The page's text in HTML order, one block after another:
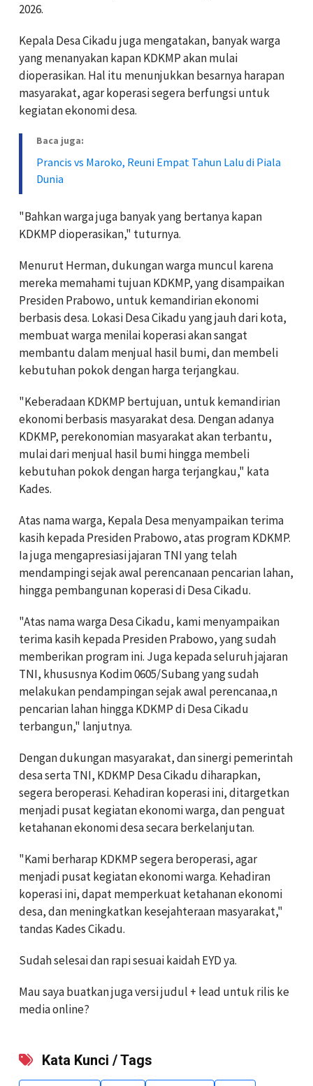
2026.
Kepala Desa Cikadu juga mengatakan, banyak warga
yang menanyakan kapan KDKMP akan mulai
dioperasikan. Hal itu menunjukkan besarnya harapan
masyarakat, agar koperasi segera berfungsi untuk
kegiatan ekonomi desa.
Baca juga:
Prancis vs Maroko, Reuni Empat Tahun Lalu di Piala
Dunia
"Bahkan warga juga banyak yang bertanya kapan
KDKMP dioperasikan," tuturnya.
Menurut Herman, dukungan warga muncul karena
mereka memahami tujuan KDKMP, yang disampaikan
Presiden Prabowo, untuk kemandirian ekonomi
berbasis desa. Lokasi Desa Cikadu yang jauh dari kota,
membuat warga menilai koperasi akan sangat
membantu dalam menjual hasil bumi, dan membeli
kebutuhan pokok dengan harga terjangkau.
"Keberadaan KDKMP bertujuan, untuk kemandirian
ekonomi berbasis masyarakat desa. Dengan adanya
KDKMP, perekonomian masyarakat akan terbantu,
mulai dari menjual hasil bumi hingga membeli
kebutuhan pokok dengan harga terjangkau," kata
Kades.
Atas nama warga, Kepala Desa menyampaikan terima
kasih kepada Presiden Prabowo, atas program KDKMP.
Ia juga mengapresiasi jajaran TNI yang telah
mendampingi sejak awal perencanaan pencarian lahan,
hingga pembangunan koperasi di Desa Cikadu.
"Atas nama warga Desa Cikadu, kami menyampaikan
terima kasih kepada Presiden Prabowo, yang sudah
memberikan program ini. Juga kepada seluruh jajaran
TNI, khususnya Kodim 0605/Subang yang sudah
melakukan pendampingan sejak awal perencanaa,n
pencarian lahan hingga KDKMP di Desa Cikadu
terbangun," lanjutnya.
Dengan dukungan masyarakat, dan sinergi pemerintah
desa serta TNI, KDKMP Desa Cikadu diharapkan,
segera beroperasi. Kehadiran koperasi ini, ditargetkan
menjadi pusat kegiatan ekonomi warga, dan penguat
ketahanan ekonomi desa secara berkelanjutan.
"Kami berharap KDKMP segera beroperasi, agar
menjadi pusat kegiatan ekonomi warga. Kehadiran
koperasi ini, dapat memperkuat ketahanan ekonomi
desa, dan meningkatkan kesejahteraan masyarakat,"
tandas Kades Cikadu.
Sudah selesai dan rapi sesuai kaidah EYD ya.
Mau saya buatkan juga versi judul + lead untuk rilis ke
media online?
Kata Kunci / Tags